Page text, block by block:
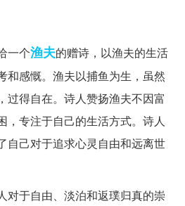
一个渔夫的赠诗，以渔夫的生活
和感慨。渔夫以捕鱼为生，虽然
过得自在。诗人赞扬渔夫不因富
，专注于自己的生活方式。诗人
自己对于追求心灵自由和远离世
对于自由、淡泊和返璞归真的崇